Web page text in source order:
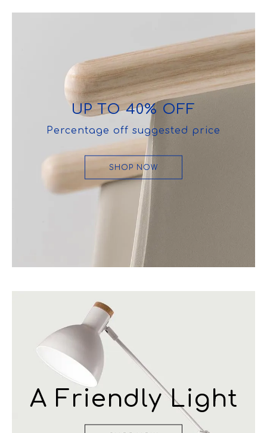
UP TO 40% OFF
Percentage off suggested price
SHOP NOW
A Friendly Light